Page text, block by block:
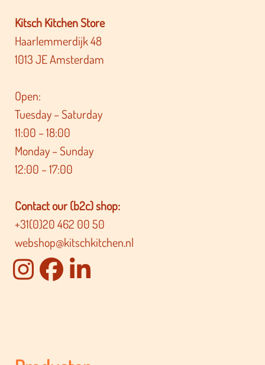
Kitsch Kitchen Store
Haarlemmerdijk 48
1013 JE Amsterdam
Open:
Tuesday – Saturday
11:00 – 18:00
Monday – Sunday
12:00 – 17:00
Contact our (b2c) shop:
+31(0)20 462 00 50
webshop@kitschkitchen.nl